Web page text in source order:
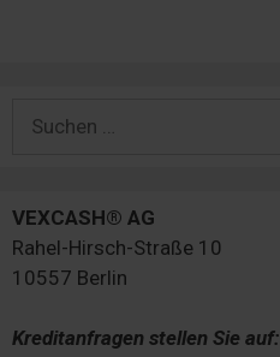
nach:
VEXCASH® AG
Rahel-Hirsch-Straße 10
10557 Berlin
Kreditanfragen stellen Sie auf: